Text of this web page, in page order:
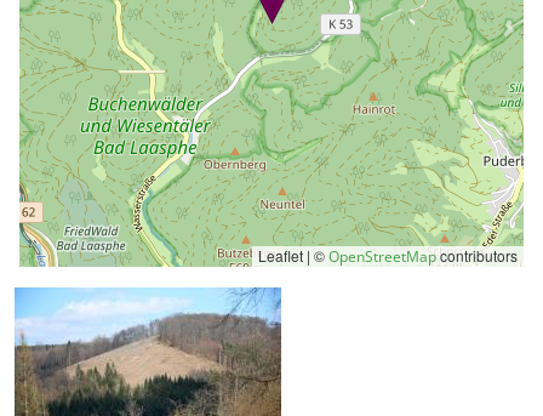
Leaflet | ©OpenStreetMapcontributors